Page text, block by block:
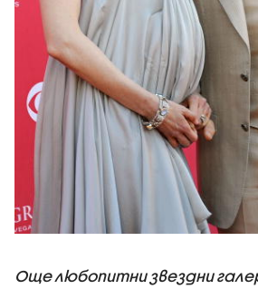
Още любопитни звездни